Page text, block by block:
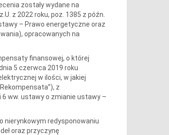
zostały wydane na
z 2022 roku, poz. 1385 z późn.
– Prawo energetyczne oraz
opracowanych na
finansowej, o której
5 czerwca 2019 roku
w ilości, w jakiej
z
ww. ustawy o zmianie ustawy –
nierynkowym redysponowaniu
oraz przyczynę